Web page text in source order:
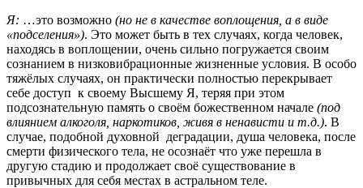
Я: …это возможно (но не в качестве воплощения, а в виде
«подселения»). Это может быть в тех случаях, когда человек,
находясь в воплощении, очень сильно погружается своим
сознанием в низковибрационные жизненные условия. В особо
тяжёлых случаях, он практически полностью перекрывает
себе доступ к своему Высшему Я, теряя при этом
подсознательную память о своём божественном начале (под
влиянием алкоголя, наркотиков, живя в ненависти и т.д.). В
случае, подобной духовной деградации, душа человека, после
смерти физического тела, не осознаёт что уже перешла в
другую стадию и продолжает своё существование в
привычных для себя местах в астральном теле.